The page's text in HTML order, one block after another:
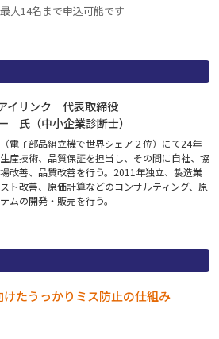
大14名まで申込可能です
イリンク 代表取締役
氏（中小企業診断士）
（電子部品組立機で世界シェア２位）にて24年
産技術、品質保証を担当し、その間に自社、協
改善、品質改善を行う。2011年独立、製造業
ト改善、原価計算などのコンサルティング、原
ムの開発・販売を行う。
たうっかりミス防止の仕組み